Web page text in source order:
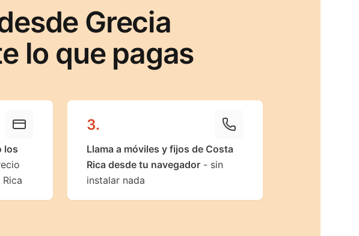
Grecia
lo que pagas
los
3.
Llama a móviles y fijos de Costa
Rica desde tu navegador- sin
instalar nada